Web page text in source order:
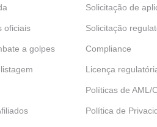
oficiais
a golpes
Solicitação de
Solicitação
Compliance
Licença
Políticas de AML/
Política de